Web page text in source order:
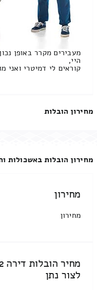
מעבירים מקרר באופן
היי,
קוראים לי דמיטרי ואני
מחירון הובלות
מחירון הובלות באשכולות
מחירון
מחירון
לצור נתן